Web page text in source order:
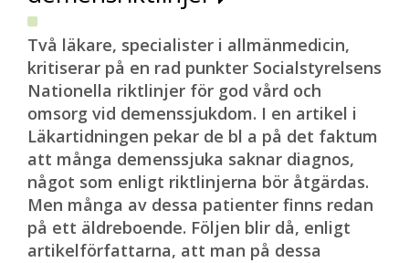
Två läkare, specialister i allmänmedicin,
kritiserar på en rad punkter Socialstyrelsens
Nationella riktlinjer för god vård och
omsorg vid demenssjukdom. I en artikel i
Läkartidningen pekar de bl a på det faktum
att många demenssjuka saknar diagnos,
något som enligt riktlinjerna bör åtgärdas.
Men många av dessa patienter finns redan
på ett äldreboende. Följen blir då, enligt
artikelförfattarna, att man på dessa